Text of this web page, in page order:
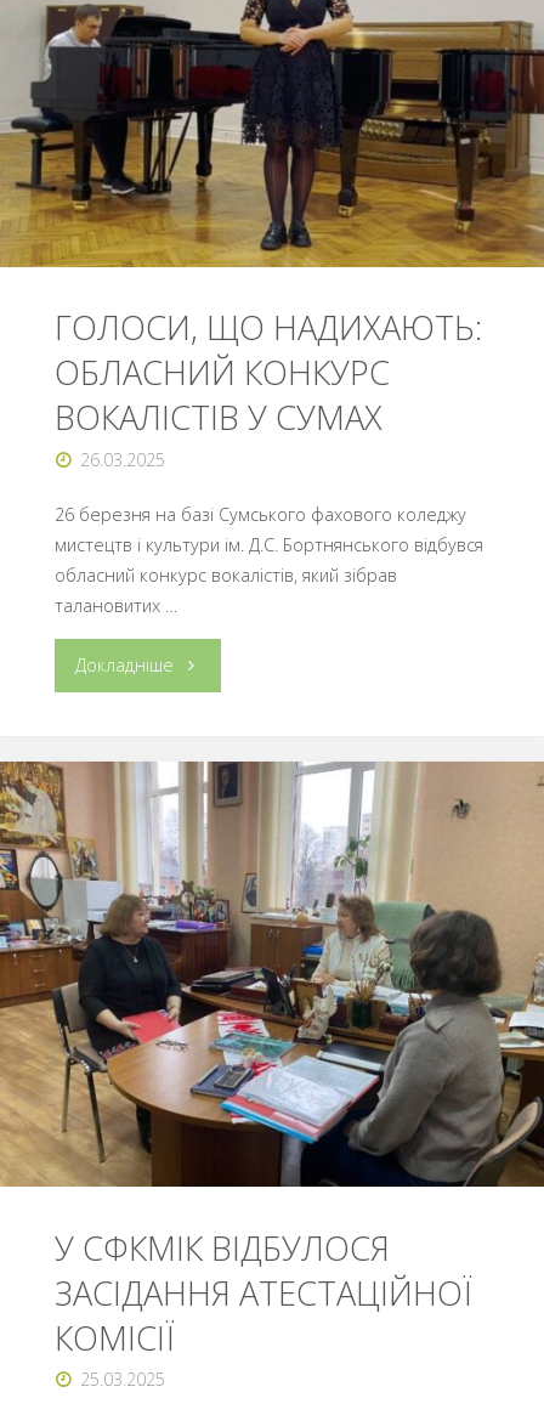
СФКМІК"
ГОЛОСИ, ЩО НАДИХАЮТЬ:
ОБЛАСНИЙ КОНКУРС
ВОКАЛІСТІВ У СУМАХ
26.03.2025
26 березня на базі Сумського фахового коледжу
мистецтв і культури ім. Д.С. Бортнянського відбувся
обласний конкурс вокалістів, який зібрав
талановитих …
Докладніше "ГОЛОСИ,
НАДИХАЮТЬ:
ОБЛАСНИЙ
КОНКУРС
ВОКАЛІСТІВ
У
СУМАХ"
У СФКМІК ВІДБУЛОСЯ
ЗАСІДАННЯ АТЕСТАЦІЙНОЇ
КОМІСІЇ
25.03.2025